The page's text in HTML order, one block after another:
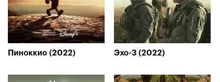
Пиноккио (2022) Эхо-3 (2022)